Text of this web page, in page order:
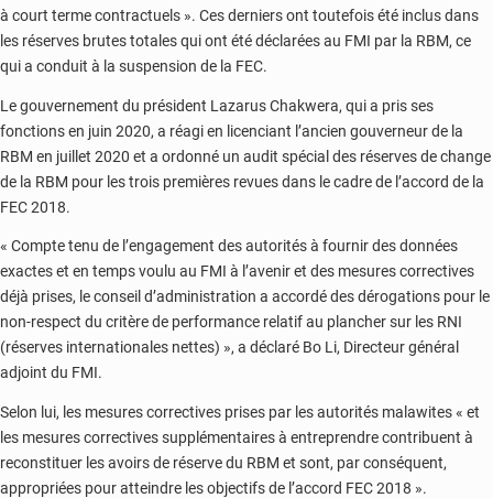
à court terme contractuels ». Ces derniers ont toutefois été inclus dans
les réserves brutes totales qui ont été déclarées au FMI par la RBM, ce
qui a conduit à la suspension de la FEC.
Le gouvernement du président Lazarus Chakwera, qui a pris ses
fonctions en juin 2020, a réagi en licenciant l’ancien gouverneur de la
RBM en juillet 2020 et a ordonné un audit spécial des réserves de change
de la RBM pour les trois premières revues dans le cadre de l’accord de la
FEC 2018.
« Compte tenu de l’engagement des autorités à fournir des données
exactes et en temps voulu au FMI à l’avenir et des mesures correctives
déjà prises, le conseil d’administration a accordé des dérogations pour le
non-respect du critère de performance relatif au plancher sur les RNI
(réserves internationales nettes) », a déclaré Bo Li, Directeur général
adjoint du FMI.
Selon lui, les mesures correctives prises par les autorités malawites « et
les mesures correctives supplémentaires à entreprendre contribuent à
reconstituer les avoirs de réserve du RBM et sont, par conséquent,
appropriées pour atteindre les objectifs de l’accord FEC 2018 ».